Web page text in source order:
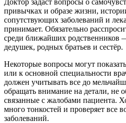
привычках и образе жизни,
сопутствующих заболеваний и
принимает. Обязательно
среди ближайших родственников
дедушек, родных братьев и сестёр.
Некоторые вопросы могут
или к основной специальности
должен учитывать все до
обращать внимание на детали, не
связанные с жалобами пациента.
много тонкостей и проверяет все
заболеваний.